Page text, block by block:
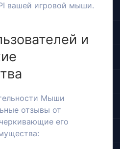
вашей игровой мыши.
и
Мыши
отзывы от
его